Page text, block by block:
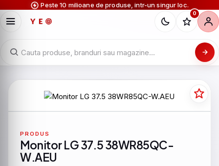
Peste 10 milioane de produse, intr-un singur loc.
0
PRODUS
Monitor LG 37.5 38WR85QC-
W.AEU